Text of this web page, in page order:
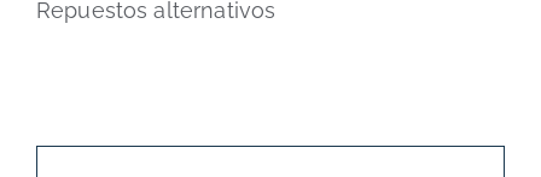
Repuestos alternativos